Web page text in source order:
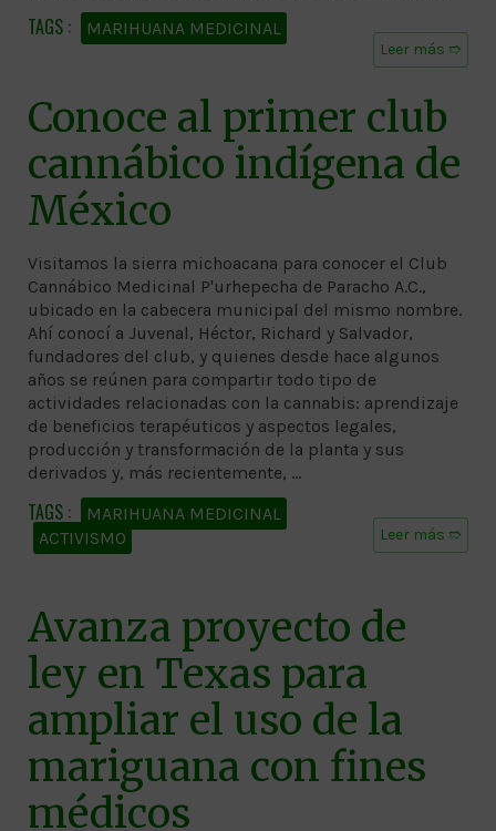
Leer más ➱
MARIHUANA MEDICINAL
Conoce al primer club
cannábico indígena de
México
Visitamos la sierra michoacana para conocer el Club
Cannábico Medicinal P'urhepecha de Paracho A.C.,
ubicado en la cabecera municipal del mismo nombre.
Ahí conocí a Juvenal, Héctor, Richard y Salvador,
fundadores del club, y quienes desde hace algunos
años se reúnen para compartir todo tipo de
actividades relacionadas con la cannabis: aprendizaje
de beneficios terapéuticos y aspectos legales,
producción y transformación de la planta y sus
derivados y, más recientemente, …
Leer más ➱
MARIHUANA MEDICINAL
ACTIVISMO
Avanza proyecto de
ley en Texas para
ampliar el uso de la
mariguana con fines
médicos